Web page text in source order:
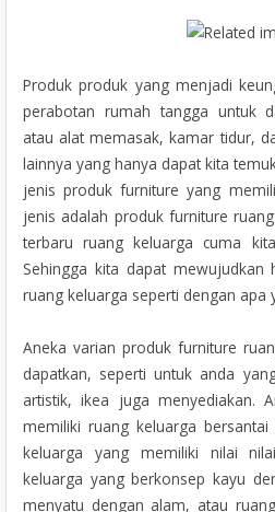
Produk produk yang menjadi
perabotan rumah tangga untuk
atau alat memasak, kamar tidur,
lainnya yang hanya dapat kita
jenis produk furniture yang
jenis adalah produk furniture
terbaru ruang keluarga cuma
Sehingga kita dapat mewujudkan
ruang keluarga seperti dengan apa
Aneka varian produk furniture
dapatkan, seperti untuk anda
artistik, ikea juga menyediakan.
memiliki ruang keluarga
keluarga yang memiliki nilai
keluarga yang berkonsep kayu
menyatu dengan alam, atau